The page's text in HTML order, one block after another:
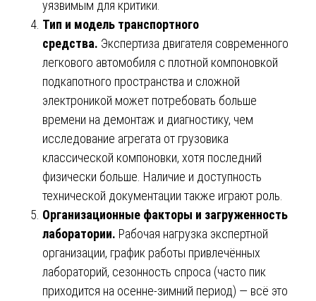
уязвимым для критики.
Тип и модель транспортного
средства. Экспертиза двигателя современного
легкового автомобиля с плотной компоновкой
подкапотного пространства и сложной
электроникой может потребовать больше
времени на демонтаж и диагностику, чем
исследование агрегата от грузовика
классической компоновки, хотя последний
физически больше. Наличие и доступность
технической документации также играют роль.
Организационные факторы и загруженность
лаборатории. Рабочая нагрузка экспертной
организации, график работы привлечённых
лабораторий, сезонность спроса (часто пик
приходится на осенне-зимний период) — всё это